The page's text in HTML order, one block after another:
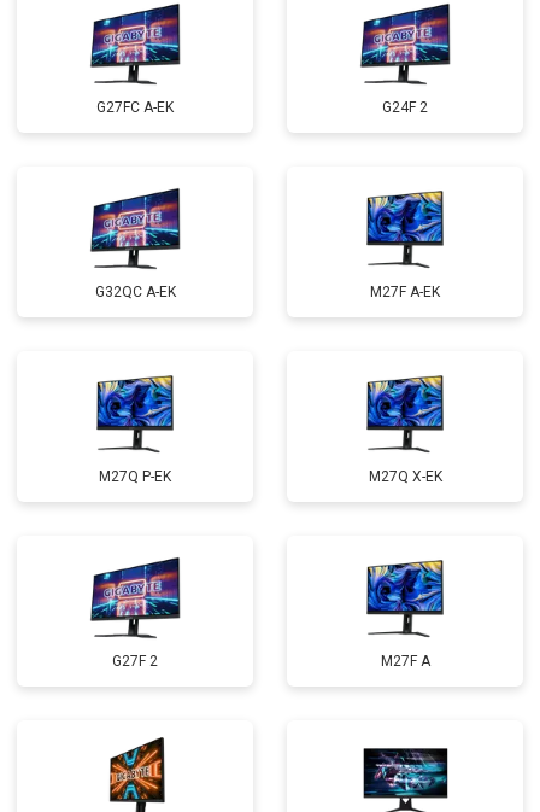
G27FC A-EK G24F 2
G32QC A-EK M27F A-EK
M27Q P-EK M27Q X-EK
G27F 2 M27F A